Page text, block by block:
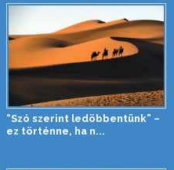
“Szó szerint ledöbbentünk” –
ez történne, ha n...